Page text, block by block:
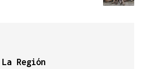
Región